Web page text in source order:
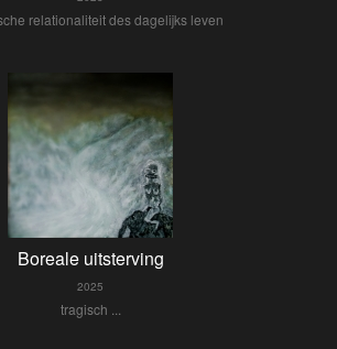
relationaliteit des dagelijks leven
Boreale uitsterving
2025
tragisch ...